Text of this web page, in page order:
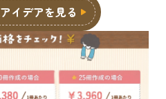
イデアを見る